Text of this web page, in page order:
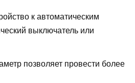
к автоматическим
выключатель или
позволяет провести более